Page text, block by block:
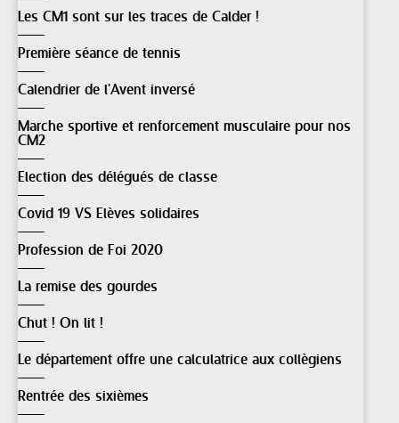
Les CM1 sont sur les traces de Calder !
Première séance de tennis
Calendrier de l'Avent inversé
Marche sportive et renforcement musculaire pour nos
CM2
Election des délégués de classe
Covid 19 VS Elèves solidaires
Profession de Foi 2020
La remise des gourdes
Chut ! On lit !
Le département offre une calculatrice aux collègiens
Rentrée des sixièmes